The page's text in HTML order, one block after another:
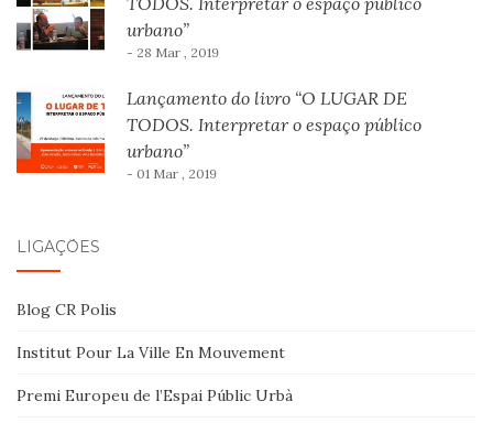
urbano”
- 28 Mar , 2019
Lançamento do livro “O LUGAR DE
TODOS. Interpretar o espaço público
urbano”
- 01 Mar , 2019
LIGAÇÕES
Blog CR Polis
Institut Pour La Ville En Mouvement
Premi Europeu de l’Espai Públic Urbà